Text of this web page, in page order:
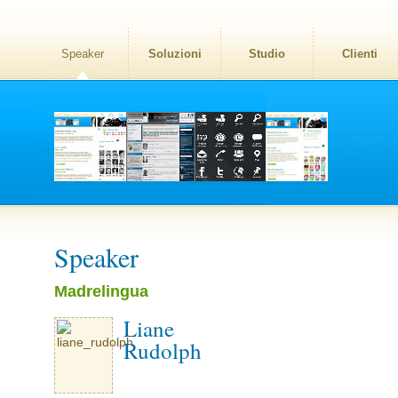
Speaker Soluzioni Studio Clienti
Speaker
Madrelingua
Liane
Rudolph